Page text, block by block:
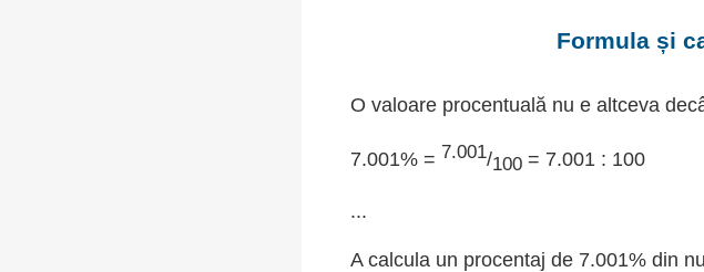
Formula și
O valoare procentuală nu e altceva
7.001% = 7.001/100 = 7.001 : 100
...
A calcula un procentaj de 7.001% din